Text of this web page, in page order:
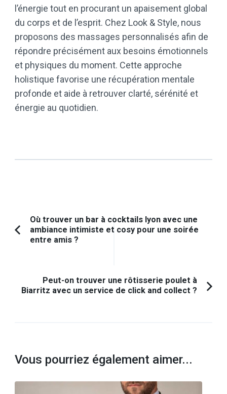
l’énergie tout en procurant un apaisement global
du corps et de l’esprit. Chez Look & Style, nous
proposons des massages personnalisés afin de
répondre précisément aux besoins émotionnels
et physiques du moment. Cette approche
holistique favorise une récupération mentale
profonde et aide à retrouver clarté, sérénité et
énergie au quotidien.
Navigation
d'article
Article
Où trouver un bar à cocktails lyon avec une
ambiance intimiste et cosy pour une soirée
entre amis ?
Peut-on trouver une rôtisserie poulet à
Biarritz avec un service de click and collect ?
Vous pourriez également aimer...